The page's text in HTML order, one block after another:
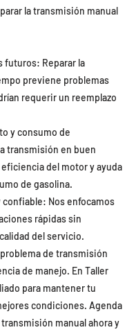
la transmisión manual
futuros: Reparar la
previene problemas
requerir un reemplazo
y consumo de
transmisión en buen
del motor y ayuda
de gasolina.
Nos enfocamos
rápidas sin
del servicio.
de transmisión
de manejo. En Taller
para mantener tu
condiciones. Agenda
manual ahora y